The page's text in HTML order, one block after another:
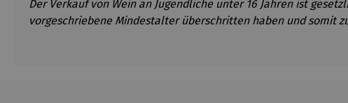
Der Verkauf von Wein an Jugendliche unter 16 Jahren ist
vorgeschriebene Mindestalter überschritten haben und somit